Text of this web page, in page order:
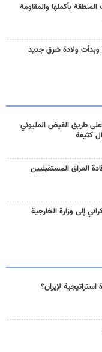
بأكملها والمقاومة
ولادة شرق جديد
طريق الفيض المليوني
كثيفة
العراق المستقبليين
إلى وزارة الخارجية
لإيران؟